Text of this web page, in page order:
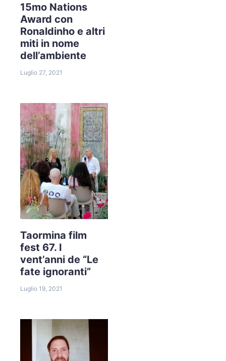
15mo Nations
Award con
Ronaldinho e altri
miti in nome
dell’ambiente
Luglio 27, 2021
Taormina film
fest 67. I
vent’anni de “Le
fate ignoranti”
Luglio 19, 2021